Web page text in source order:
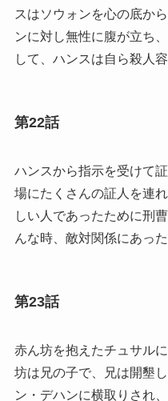
スはソウォンを心の底か
ンに対し無性に腹が立ち
して、ハンスは自ら殺人
第22話
ハンスから指示を受けて
場にたくさんの証人を連
しい人であったために刑
んな時、敵対関係にあっ
第23話
赤ん坊を抱えたチュサル
坊は兄の子で、兄は開墾
ン・デハンに横取りされ